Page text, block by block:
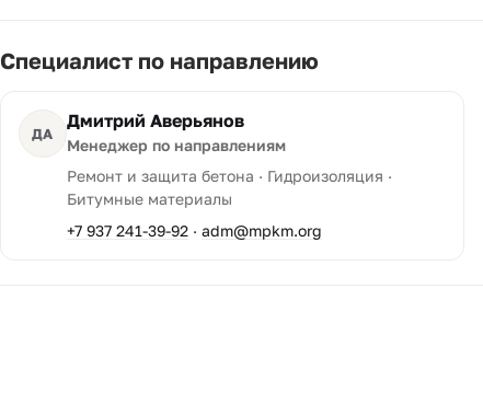
Специалист по направлению
ДА
Дмитрий Аверьянов
Менеджер по направлениям
Ремонт и защита бетона · Гидроизоляция ·
Битумные материалы
+7 937 241-39-92 · adm@mpkm.org